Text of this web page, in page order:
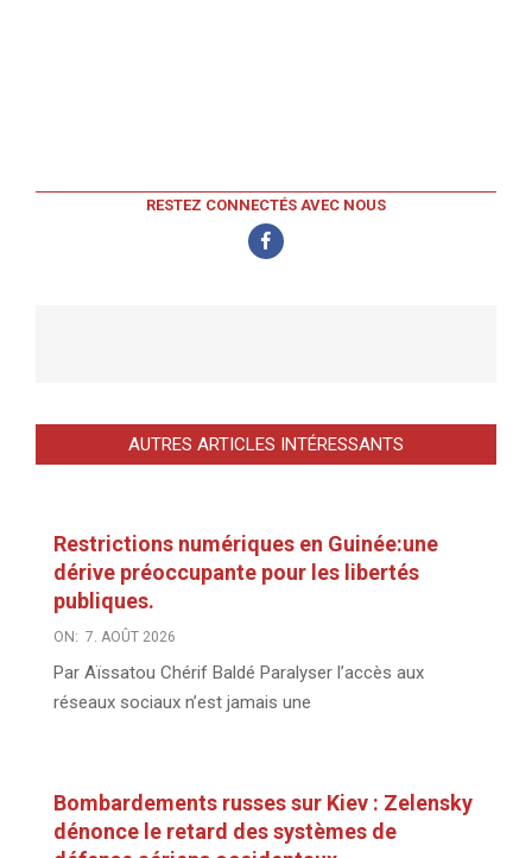
RESTEZ CONNECTÉS AVEC NOUS
AUTRES ARTICLES INTÉRESSANTS
Restrictions numériques en Guinée:une
dérive préoccupante pour les libertés
publiques.
ON: 7. AOÛT 2026
Par Aïssatou Chérif Baldé Paralyser l’accès aux
réseaux sociaux n’est jamais une
Bombardements russes sur Kiev : Zelensky
dénonce le retard des systèmes de